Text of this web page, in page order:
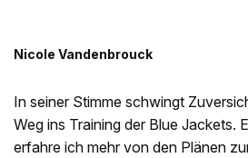
Nicole Vandenbrouck
In seiner Stimme schwingt
Weg ins Training der Blue Jackets.
erfahre ich mehr von den Plänen